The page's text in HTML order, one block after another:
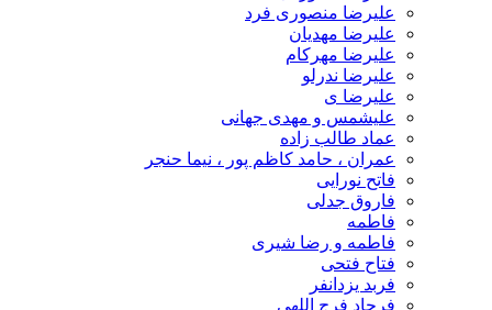
علیرضا منصوری فرد
علیرضا مهدیان
علیرضا مهرکام
علیرضا ندرلو
علیرضا ی
علیشمس و مهدی جهانی
عماد طالب زاده
عمران ، حامد کاظم پور ، نیما حنجر
فاتح نورایی
فاروق جدلی
فاطمه
فاطمه و رضا شیری
فتاح فتحی
فربد یزدانفر
فرجاد فرج اللهی